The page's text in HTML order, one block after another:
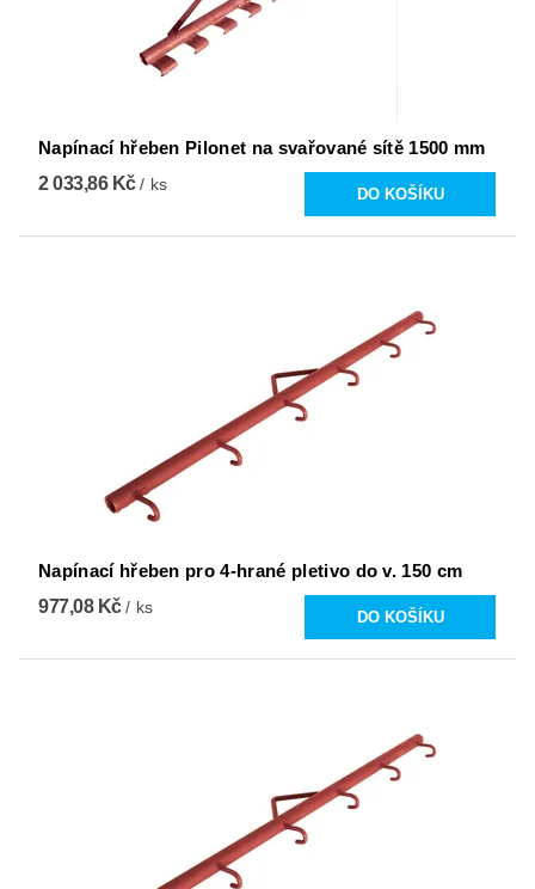
Napínací hřeben Pilonet na svařované sítě 1500 mm
2 033,86 Kč/ ks
Napínací hřeben pro 4-hrané pletivo do v. 150 cm
977,08 Kč/ ks